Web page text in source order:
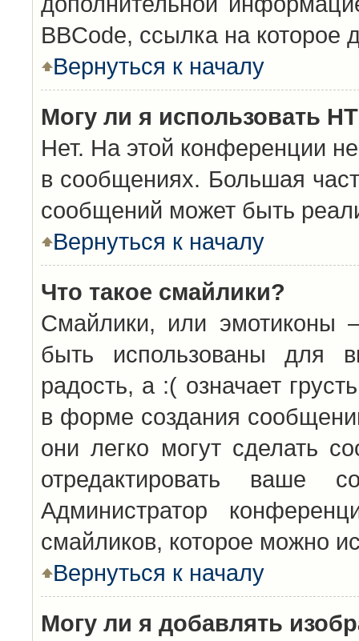
BBCode, ссылка на
Вернуться к началу
Могу ли я использовать
Нет. На этой конференции
в сообщениях. Большая
сообщений может быть
Вернуться к началу
Что такое смайлики?
Смайлики, или эмотиконы
быть использованы для
радость, а :( означает
в форме создания
они легко могут сделать
отредактировать ваше
Администратор
смайликов, которое можно
Вернуться к началу
Могу ли я добавлять